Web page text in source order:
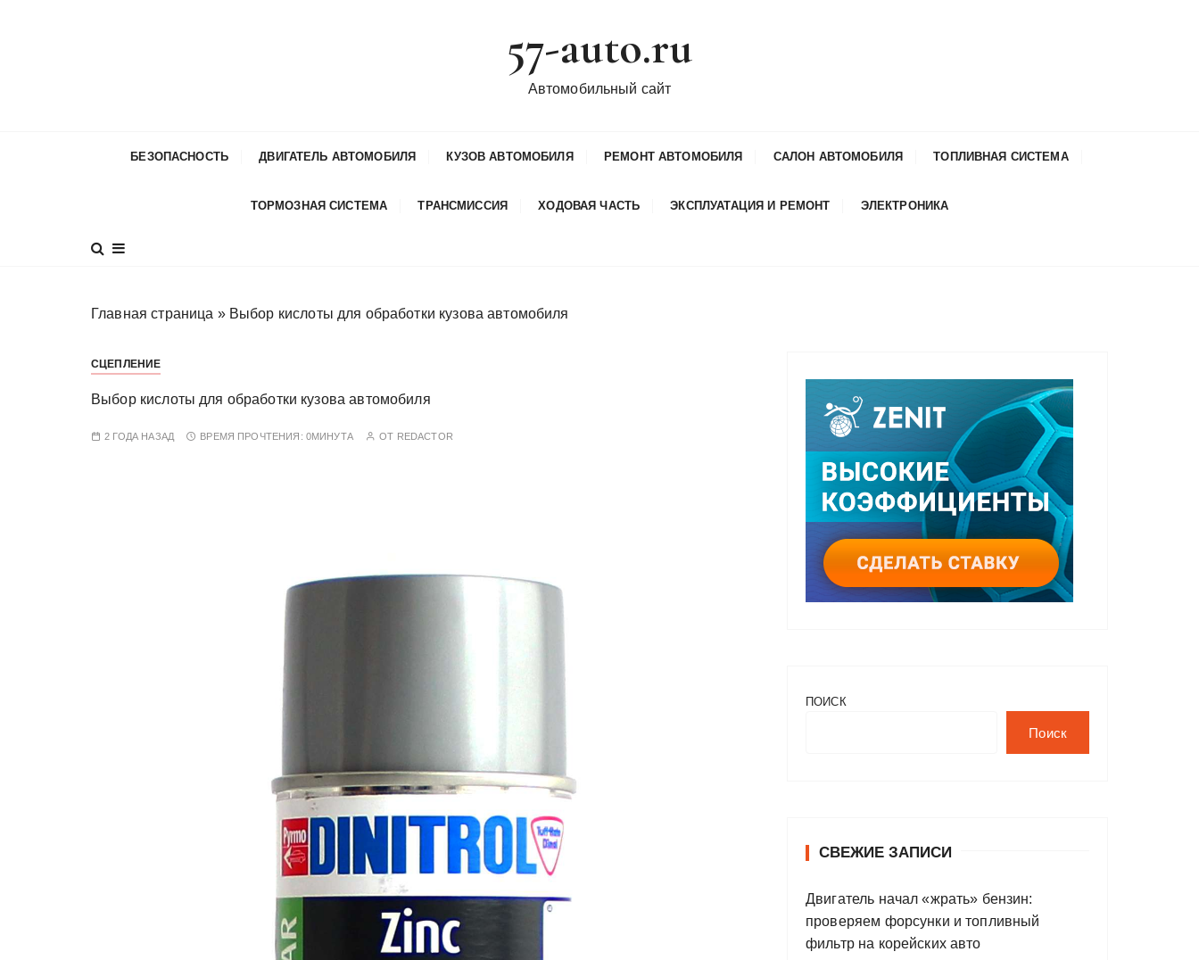
57-auto.ru
Автомобильный сайт
БЕЗОПАСНОСТЬ ДВИГАТЕЛЬ АВТОМОБИЛЯ КУЗОВ АВТОМОБИЛЯ РЕМОНТ АВТОМОБИЛЯ САЛОН АВТОМОБИЛЯ ТОПЛИВНАЯ СИСТЕМА
ТОРМОЗНАЯ СИСТЕМА ТРАНСМИССИЯ ХОДОВАЯ ЧАСТЬ ЭКСПЛУАТАЦИЯ И РЕМОНТ ЭЛЕКТРОНИКА
Главная страница » Выбор кислоты для обработки кузова автомобиля
СЦЕПЛЕНИЕ
Выбор кислоты для обработки кузова автомобиля
2 ГОДА НАЗАД ВРЕМЯ ПРОЧТЕНИЯ: 0МИНУТА ОТ REDACTOR
ПОИСК
Поиск
СВЕЖИЕ ЗАПИСИ
Двигатель начал «жрать» бензин:
проверяем форсунки и топливный
фильтр на корейских авто